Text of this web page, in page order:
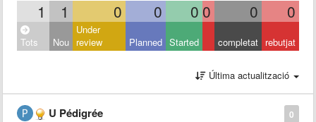
1 1 0 0 0 0 0 0
Tots Nou
Under
review
Planned Started completat rebutjat
Última actualització
0
U Pédigrée